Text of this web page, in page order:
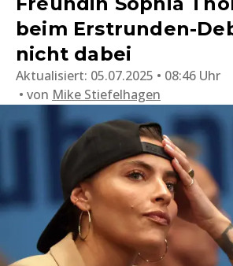
beim Erstrunden-
nicht dabei
Aktualisiert: 05.07.2025 • 08:46 Uhr
von Mike Stiefelhagen